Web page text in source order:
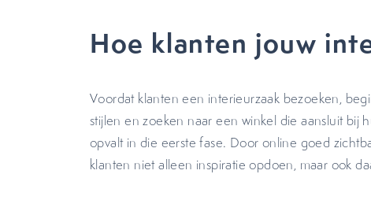
Hoe klanten jouw
Voordat klanten een interieurzaak bezoeken,
stijlen en zoeken naar een winkel die aansluit bij
opvalt in die eerste fase. Door online goed
klanten niet alleen inspiratie opdoen, maar ook